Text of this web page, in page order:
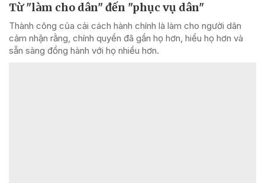
Từ "làm cho dân" đến "phục vụ dân"
Thành công của cải cách hành chính là làm cho người dân
cảm nhận rằng, chính quyền đã gần họ hơn, hiểu họ hơn và
sẵn sàng đồng hành với họ nhiều hơn.